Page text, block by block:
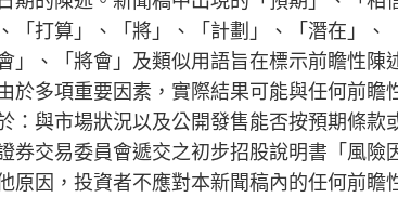
「打算」、「將」、「計劃」、「潛在」
」、「將會」及類似用語旨在標示前瞻性陳
於多項重要因素，實際結果可能與任何前瞻
：與市場狀況以及公開發售能否按預期條款
券交易委員會遞交之初步招股說明書「風險
原因，投資者不應對本新聞稿內的任何前瞻